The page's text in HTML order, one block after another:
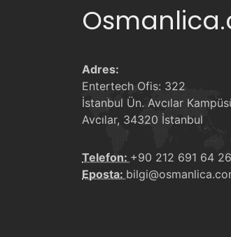
Adres:
Entertech Ofis: 322
İstanbul Ün. Avcılar
Avcılar, 34320 İstanbul
Telefon: +90 212 691 64 26
Eposta: